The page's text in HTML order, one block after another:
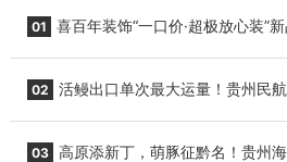
01 喜百年装饰“一口价·超极放心装”
02 活鳗出口单次最大运量！贵州民
03 高原添新丁，萌豚征黔名！贵州